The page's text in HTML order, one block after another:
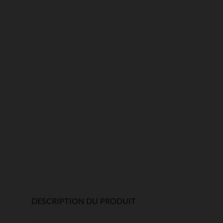
DESCRIPTION DU PRODUIT